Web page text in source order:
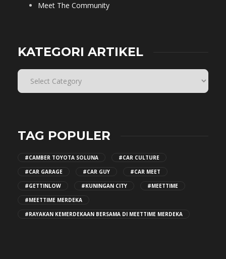
Meet The Community
KATEGORI ARTIKEL
TAG POPULER
#CAMBER TOYOTA SOLUNA
#CAR CULTURE
#CAR GARAGE
#CAR GUY
#CAR MEET
#GETTINLOW
#KUNINGAN CITY
#MEETTIME
#MEETTIME MERDEKA
#RAYAKAN KEMERDEKAAN BERSAMA DI MEETTIME MERDEKA